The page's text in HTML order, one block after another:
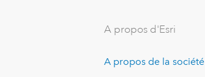
A propos d'Esri
A propos de la société